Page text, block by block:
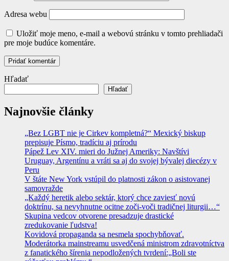
Adresa webu
Uložiť moje meno, e-mail a webovú stránku v tomto prehliadači
pre moje budúce komentáre.
Hľadať
Hľadať
Najnovšie články
„Bez LGBT nie je Cirkev kompletná?“ Mexický biskup
prepisuje Písmo, tradíciu aj prírodu
Pápež Lev XIV. mieri do Južnej Ameriky: Navštívi
Uruguay, Argentínu a vráti sa aj do svojej bývalej diecézy v
Peru
V štáte New York vstúpil do platnosti zákon o asistovanej
samovražde
„Každý heretik alebo sektár, ktorý chce zaviesť novú
doktrínu, sa nevyhnutne ocitne zoči-voči tradičnej liturgii…“
Skupina vedcov otvorene presadzuje drastické
zredukovanie ľudstva!
Kovidová propaganda sa nesmela spochybňovať.
Moderátorka mainstreamu usvedčená ministrom zdravotníctva
z fanatického šírenia nepodložených tvrdení:„Boli ste